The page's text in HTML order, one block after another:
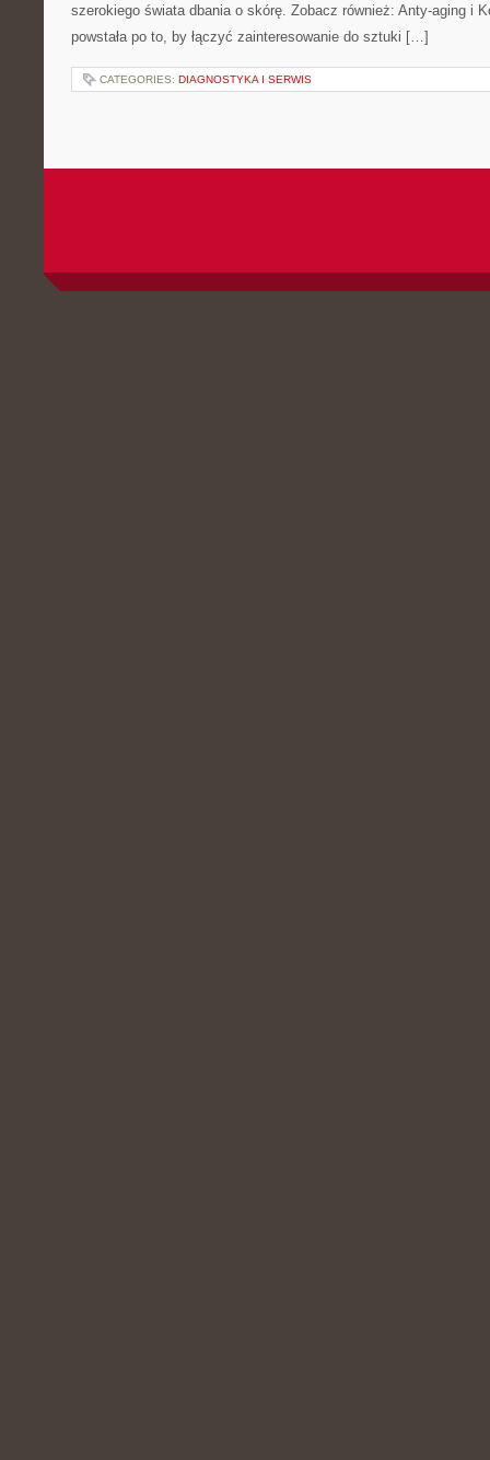
szerokiego świata dbania o skórę. Zobacz również: Anty-aging i
powstała po to, by łączyć zainteresowanie do sztuki […]
CATEGORIES: DIAGNOSTYKA I SERWIS